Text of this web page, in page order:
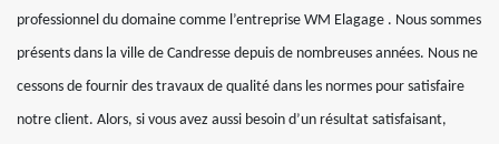
professionnel du domaine comme l’entreprise WM Elagage . Nous sommes
présents dans la ville de Candresse depuis de nombreuses années. Nous ne
cessons de fournir des travaux de qualité dans les normes pour satisfaire
notre client. Alors, si vous avez aussi besoin d’un résultat satisfaisant,